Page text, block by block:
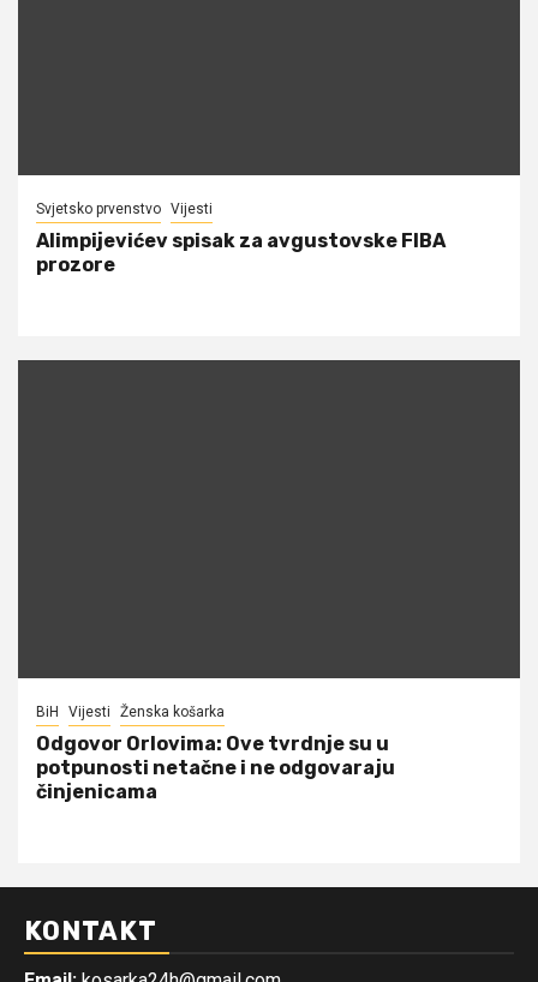
Svjetsko prvenstvo Vijesti
Alimpijevićev spisak za avgustovske FIBA
prozore
BiH Vijesti Ženska košarka
Odgovor Orlovima: ​Ove tvrdnje su u
potpunosti netačne i ne odgovaraju
činjenicama
KONTAKT